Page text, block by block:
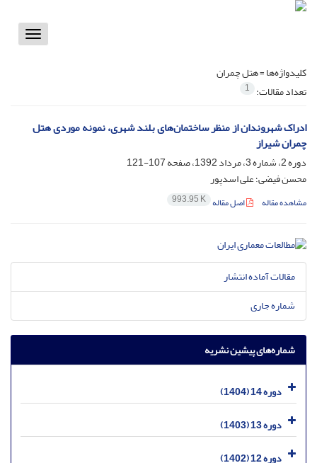
Toggle
کلیدواژه‌ها =هتل چمران
تعداد مقالات: 1
ادراک شهروندان از منظر ساختمان‌های بلند شهری، نمونه موردی هتل
چمران شیراز
دوره 2، شماره 3، مرداد 1392، صفحه
107-121
محسن فیضی؛ علی اسدپور
مشاهده مقاله اصل مقاله 993.95 K
مقالات آماده انتشار
شماره جاری
شماره‌های پیشین نشریه
دوره 14 (1404)
دوره 13 (1403)
دوره 12 (1402)